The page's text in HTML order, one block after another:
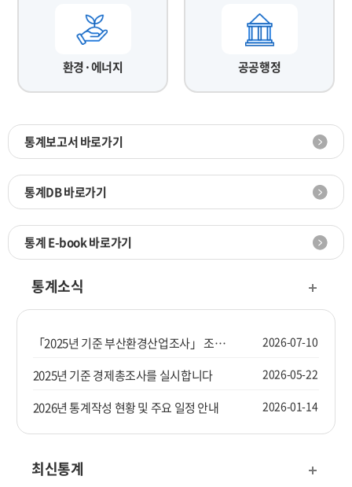
환경·에너지 공공행정
통계보고서 바로가기
통계DB 바로가기
통계 E-book 바로가기
통계소식
「2025년 기준 부산환경산업조사」 조사요원을 모집합니다. 2026-07-10
2025년 기준 경제총조사를 실시합니다 2026-05-22
2026년 통계작성 현황 및 주요 일정 안내 2026-01-14
최신통계